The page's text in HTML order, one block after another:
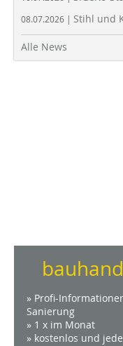
08.07.2026 | Stihl und
Alle News
» Profi-
Sanierung
» 1 x im Monat
» kostenlos und